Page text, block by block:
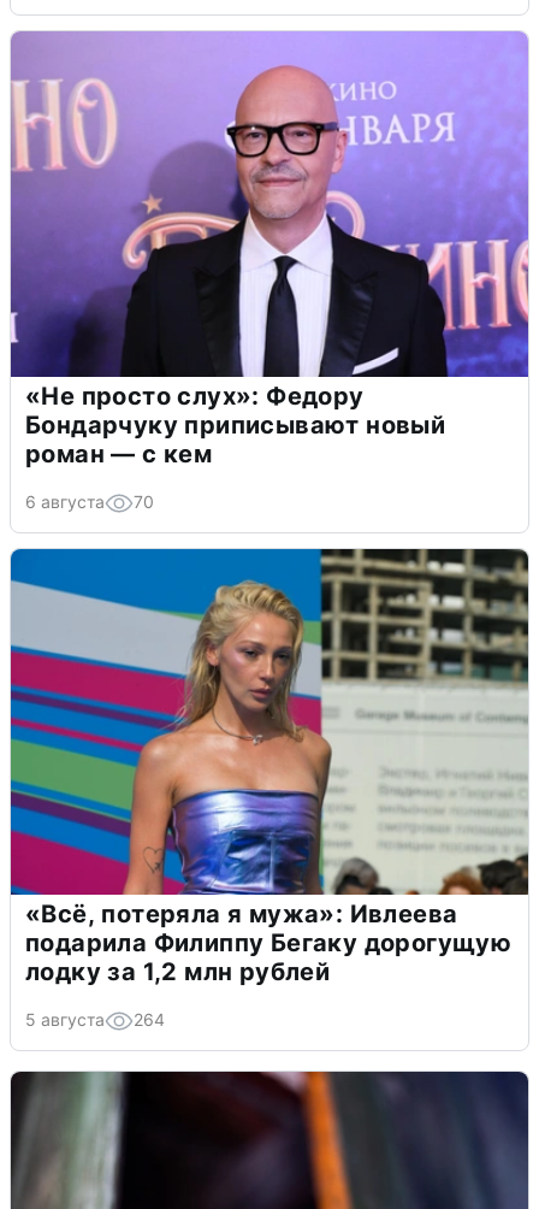
«Не просто слух»: Федору
Бондарчуку приписывают новый
роман — с кем
6 августа 70
«Всё, потеряла я мужа»: Ивлеева
подарила Филиппу Бегаку дорогущую
лодку за 1,2 млн рублей
5 августа 264